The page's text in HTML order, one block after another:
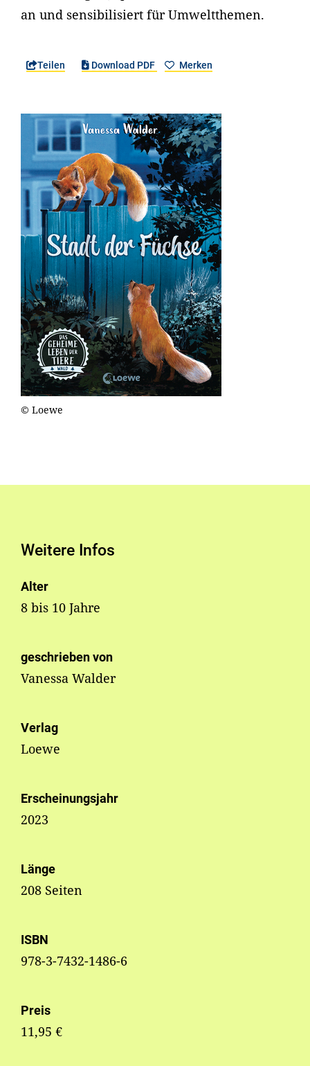
an und sensibilisiert für Umweltthemen.
Teilen Download PDF Merken
© Loewe
Weitere Infos
Alter
8 bis 10 Jahre
geschrieben von
Vanessa Walder
Verlag
Loewe
Erscheinungsjahr
2023
Länge
208 Seiten
ISBN
978-3-7432-1486-6
Preis
11,95 €